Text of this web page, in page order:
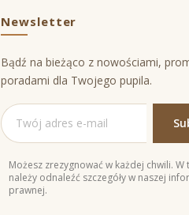
Newsletter
Bądź na bieżąco z nowościami,
poradami dla Twojego pupila.
Możesz zrezygnować w każdej chwili. W
należy odnaleźć szczegóły w naszej
prawnej.